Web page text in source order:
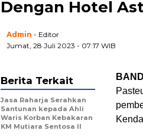
Dengan Hotel
Admin - Editor
Jumat, 28 Juli 2023 - 07:17 WIB
Berita Terkait
Jasa Raharja Serahkan
Santunan kepada Ahli
Waris Korban Kebakaran
KM Mutiara Sentosa II